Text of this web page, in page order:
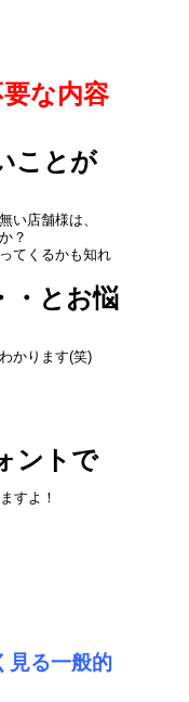
な内容
ことが
い店舗様は、
？
てくるかも知れ
・とお悩
かります(笑)
ントで
すよ！
る一般的